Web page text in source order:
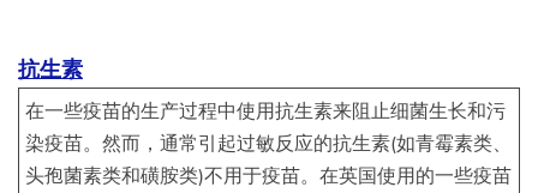
抗生素
在一些疫苗的生产过程中使用抗生素来阻止细菌生长和污
染疫苗。然而，通常引起过敏反应的抗生素(如青霉素类、
头孢菌素类和磺胺类)不用于疫苗。在英国使用的一些疫苗